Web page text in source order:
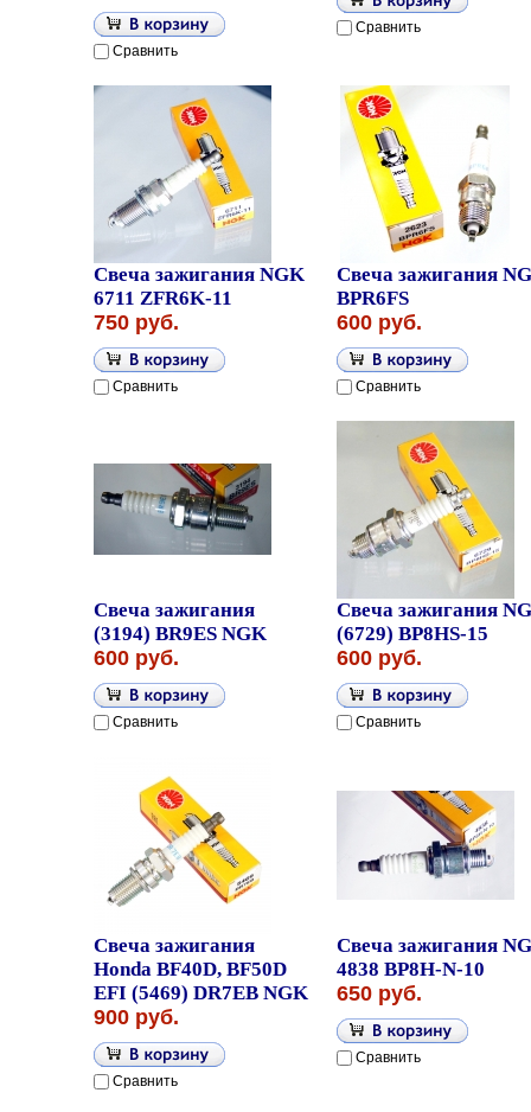
Сравнить
Сравнить
Свеча зажигания NGK
6711 ZFR6K-11
750 руб.
Сравнить
Свеча зажигания
BPR6FS
600 руб.
Сравнить
Свеча зажигания
(3194) BR9ES NGK
600 руб.
Сравнить
Свеча зажигания
(6729) BP8HS-15
600 руб.
Сравнить
Свеча зажигания
Honda BF40D, BF50D
EFI (5469) DR7EB NGK
900 руб.
Сравнить
Свеча зажигания
4838 BP8H-N-10
650 руб.
Сравнить